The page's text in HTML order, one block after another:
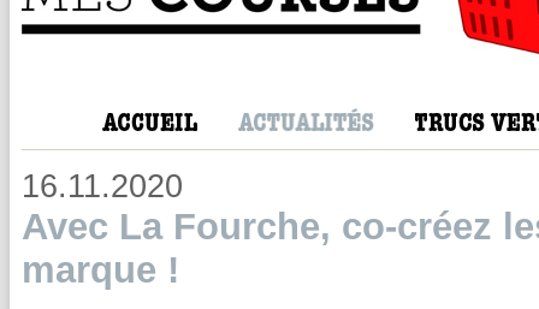
16.11.2020
Avec La Fourche, co-créez
marque !